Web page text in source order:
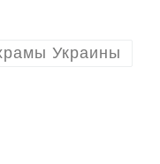
Украины